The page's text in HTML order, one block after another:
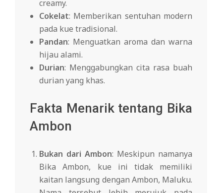
creamy.
Cokelat: Memberikan sentuhan modern
pada kue tradisional.
Pandan: Menguatkan aroma dan warna
hijau alami.
Durian: Menggabungkan cita rasa buah
durian yang khas.
Fakta Menarik tentang Bika
Ambon
Bukan dari Ambon: Meskipun namanya
Bika Ambon, kue ini tidak memiliki
kaitan langsung dengan Ambon, Maluku.